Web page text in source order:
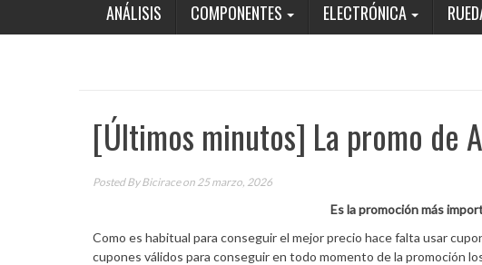
ANÁLISIS COMPONENTES ELECTRÓNICA
[Últimos minutos] La promo de
Posted ByBiciraceon 25 marzo, 2026
Es la promoción más
Como es habitual para conseguir el mejor precio hace falta usar
cupones válidos para conseguir en todo momento de la promoción